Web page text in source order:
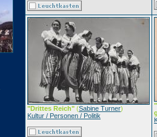
"Drittes Reich" (Sabine Turner)
Kultur / Personen / Politik